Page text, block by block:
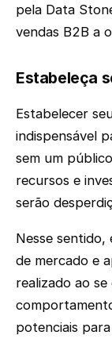
pela Data
vendas B2B a
Estabeleça
Estabelecer
indispensável
sem um
recursos e
serão
Nesse sentido,
de mercado e
realizado ao
potenciais